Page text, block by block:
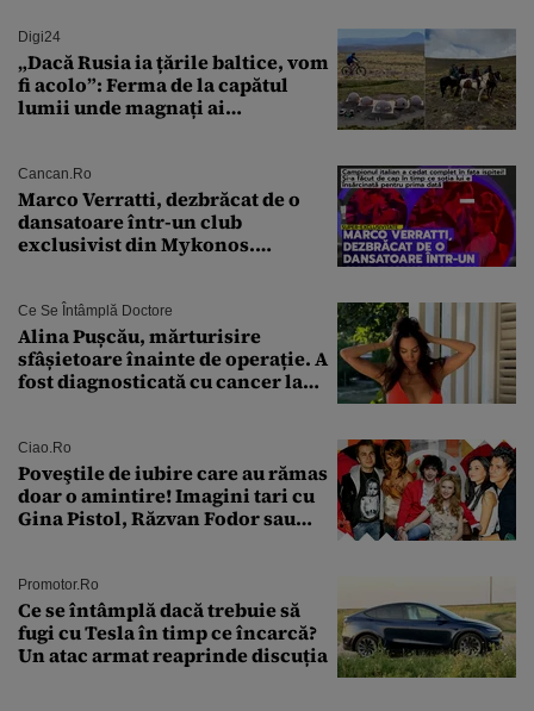
Digi24
„Dacă Rusia ia țările baltice, vom
fi acolo”: Ferma de la capătul
lumii unde magnați ai
Cancan.ro
Marco Verratti, dezbrăcat de o
dansatoare într-un club
exclusivist din Mykonos.
Ce Se Întâmplă Doctore
Alina Pușcău, mărturisire
sfâșietoare înainte de operație. A
fost diagnosticată cu cancer la
îmi salvez viața”
Ciao.ro
Poveştile de iubire care au rămas
doar o amintire! Imagini tari cu
Gina Pistol, Răzvan Fodor sau
Promotor.ro
Ce se întâmplă dacă trebuie să
fugi cu Tesla în timp ce încarcă?
Un atac armat reaprinde discuția